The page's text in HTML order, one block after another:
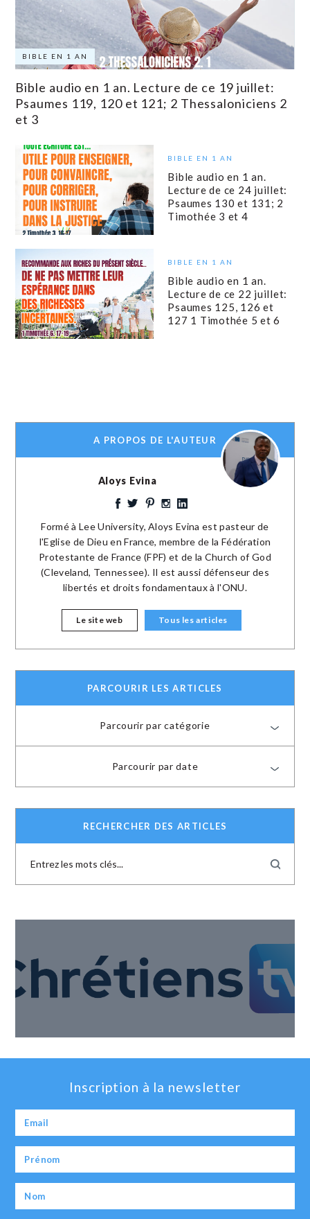
BIBLE EN 1 AN
Bible audio en 1 an. Lecture de ce 19 juillet:
Psaumes 119, 120 et 121; 2 Thessaloniciens 2
et 3
BIBLE EN 1 AN
Bible audio en 1 an.
Lecture de ce 24 juillet:
Psaumes 130 et 131; 2
Timothée 3 et 4
BIBLE EN 1 AN
Bible audio en 1 an.
Lecture de ce 22 juillet:
Psaumes 125, 126 et
127 1 Timothée 5 et 6
A PROPOS DE L'AUTEUR
Aloys Evina
Formé à Lee University, Aloys Evina est pasteur de
l'Eglise de Dieu en France, membre de la Fédération
Protestante de France (FPF) et de la Church of God
(Cleveland, Tennessee). Il est aussi défenseur des
libertés et droits fondamentaux à l'ONU.
Le site web Tous les articles
PARCOURIR LES ARTICLES
Parcourir par catégorie
Parcourir par date
RECHERCHER DES ARTICLES
Inscription à la newsletter